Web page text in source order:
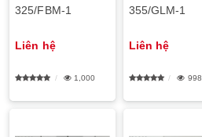
325/FBM-1
Liên hệ
1,000
355/GLM-1
Liên hệ
998